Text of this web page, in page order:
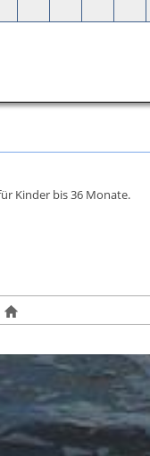
Kinder bis 36 Monate.